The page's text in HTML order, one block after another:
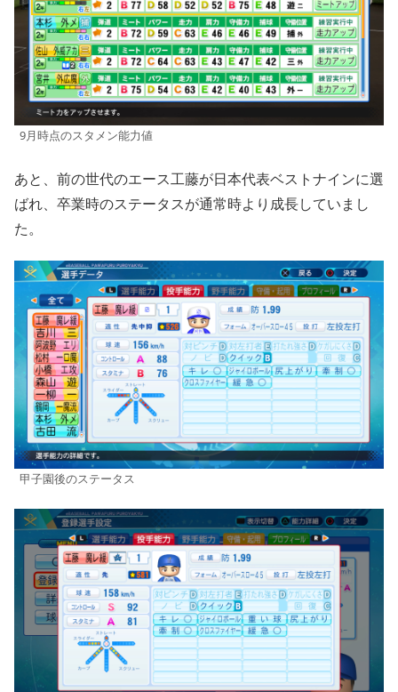
9月時点のスタメン能力値
あと、前の世代のエース工藤が日本代表ベストナインに選
ばれ、卒業時のステータスが通常時より成長していまし
た。
甲子園後のステータス